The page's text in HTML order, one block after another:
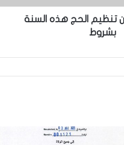
مطرية على أربع
تنظيم الحج هذه السنة
بشروط